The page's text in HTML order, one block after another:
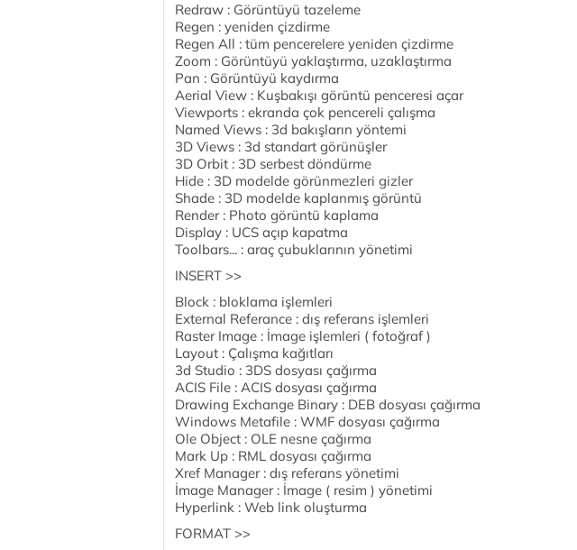
Redraw : Görüntüyü tazeleme
Regen : yeniden çizdirme
Regen All : tüm pencerelere yeniden çizdirme
Zoom : Görüntüyü yaklaştırma, uzaklaştırma
Pan : Görüntüyü kaydırma
Aerial View : Kuşbakışı görüntü penceresi açar
Viewports : ekranda çok pencereli çalışma
Named Views : 3d bakışların yöntemi
3D Views : 3d standart görünüşler
3D Orbit : 3D serbest döndürme
Hide : 3D modelde görünmezleri gizler
Shade : 3D modelde kaplanmış görüntü
Render : Photo görüntü kaplama
Display : UCS açıp kapatma
Toolbars... : araç çubuklarının yönetimi
INSERT >>
Block : bloklama işlemleri
External Referance : dış referans işlemleri
Raster Image : İmage işlemleri ( fotoğraf )
Layout : Çalışma kağıtları
3d Studio : 3DS dosyası çağırma
ACIS File : ACIS dosyası çağırma
Drawing Exchange Binary : DEB dosyası çağırma
Windows Metafile : WMF dosyası çağırma
Ole Object : OLE nesne çağırma
Mark Up : RML dosyası çağırma
Xref Manager : dış referans yönetimi
İmage Manager : İmage ( resim ) yönetimi
Hyperlink : Web link oluşturma
FORMAT >>